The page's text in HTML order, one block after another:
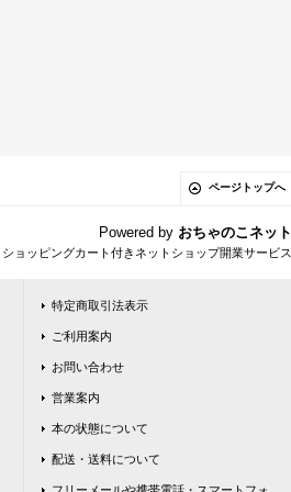
ページトップへ
Powered by おちゃのこネット
ョッピングカート付きネットショップ開業サービス
特定商取引法表示
ご利用案内
お問い合わせ
営業案内
本の状態について
配送・送料について